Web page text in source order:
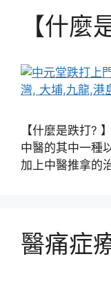
【什麼
【什麼是跌打?
中醫的其中一種
加上中醫推拿的
醫痛症